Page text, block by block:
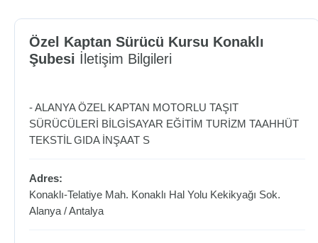
Özel Kaptan Sürücü Kursu Konaklı
Şubesi İletişim Bilgileri
- ALANYA ÖZEL KAPTAN MOTORLU TAŞIT
SÜRÜCÜLERİ BİLGİSAYAR EĞİTİM TURİZM TAAHHÜT
TEKSTİL GIDA İNŞAAT S
Adres:
Konaklı-Telatiye Mah. Konaklı Hal Yolu Kekikyağı Sok.
Alanya /Antalya